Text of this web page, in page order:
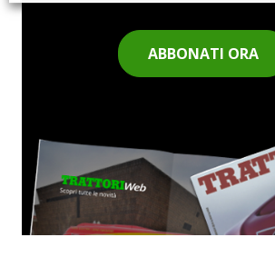
ABBONATI ORA